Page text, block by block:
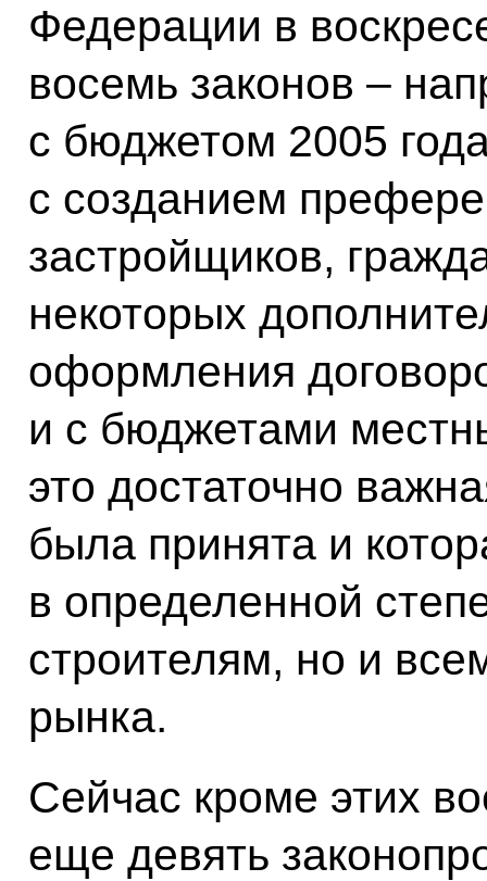
Федерации в
восемь законов –
с бюджетом 2005
с созданием
застройщиков,
некоторых
оформления
и с бюджетами
это достаточно
была принята и
в определенной
строителям, но и
рынка.
Сейчас кроме этих
еще девять